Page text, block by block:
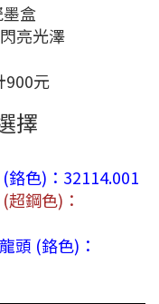
盒
亮光澤
900元
擇
鉻色)：32114.001
超鋼色)：
頭 (鉻色)：